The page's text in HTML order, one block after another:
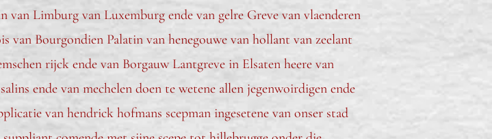
Limburg van Luxemburg ende van gelre Greve van vlaenderen
Bourgondien Palatin van henegouwe van hollant van zeelant
rijck ende van Borgauw Lantgreve in Elsaten heere van
ende van mechelen doen te wetene allen jegenwoirdigen ende
van hendrick hofmans scepman ingesetene van onser stad